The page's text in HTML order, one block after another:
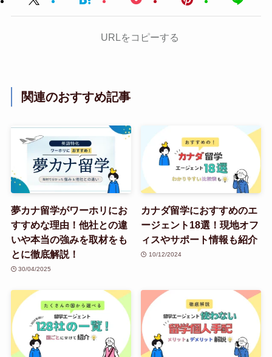
URLをコピーする
関連のおすすめ記事
夢カナ留学がワーホリにお
すすめな理由！他社との違
いや本当の強みを取材をも
とに徹底解説！
30/04/2025
カナダ留学におすすめのエ
ージェント18選！現地オフ
ィスやサポート情報も紹介
10/12/2024